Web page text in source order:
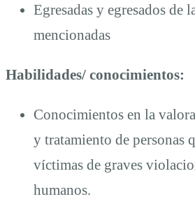
Egresadas y egresados de
mencionadas
Habilidades/ conocimientos:
Conocimientos en la
y tratamiento de personas
víctimas de graves
humanos.